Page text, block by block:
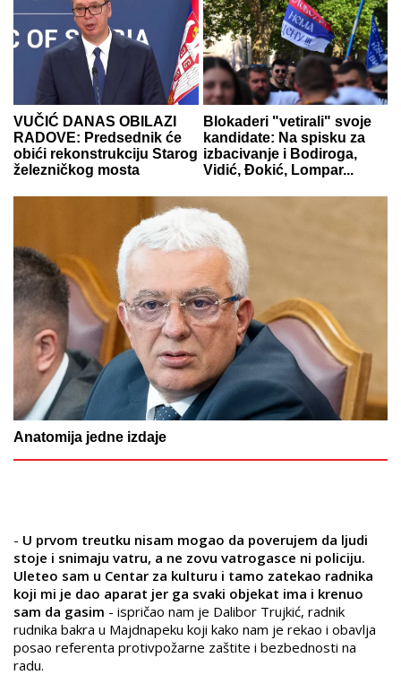
VUČIĆ DANAS OBILAZI
RADOVE: Predsednik će
obići rekonstrukciju Starog
železničkog mosta
Blokaderi "vetirali" svoje
kandidate: Na spisku za
izbacivanje i Bodiroga,
Vidić, Đokić, Lompar...
Anatomija jedne izdaje
- U prvom treutku nisam mogao da poverujem da ljudi
stoje i snimaju vatru, a ne zovu vatrogasce ni policiju.
Uleteo sam u Centar za kulturu i tamo zatekao radnika
koji mi je dao aparat jer ga svaki objekat ima i krenuo
sam da gasim - ispričao nam je Dalibor Trujkić, radnik
rudnika bakra u Majdnapeku koji kako nam je rekao i obavlja
posao referenta protivpožarne zaštite i bezbednosti na
radu.